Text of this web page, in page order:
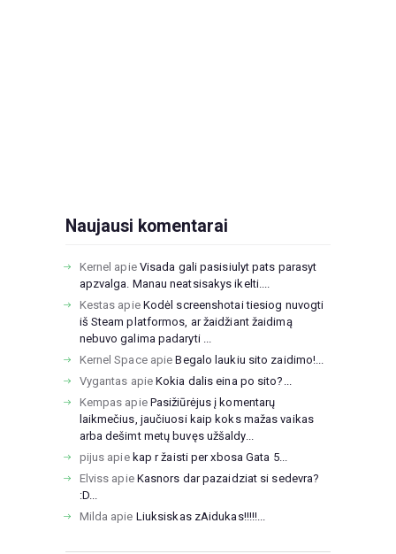
Naujausi komentarai
Kernel apie Visada gali pasisiulyt pats parasyt
apzvalga. Manau neatsisakys ikelti....
Kestas apie Kodėl screenshotai tiesiog nuvogti
iš Steam platformos, ar žaidžiant žaidimą
nebuvo galima padaryti ...
Kernel SpaceapieBegalo laukiu sito zaidimo!...
Vygantas apieKokia dalis eina po sito?...
Kempas apie Pasižiūrėjus į komentarų
laikmečius, jaučiuosi kaip koks mažas vaikas
arba dešimt metų buvęs užšaldy...
pijus apie kap r žaisti per xbosa Gata 5...
Elviss apie Kasnors dar pazaidziat si sedevra?
:D...
Milda apie Liuksiskas zAidukas!!!!!...